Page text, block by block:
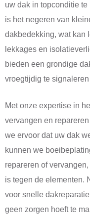
uw dak in topconditie
is het negeren van
dakbedekking, wat kan
lekkages en
bieden een grondige
vroegtijdig te
Met onze expertise in
vervangen en
we ervoor dat uw dak
kunnen we
repareren of
is tegen de elementen.
voor snelle
geen zorgen hoeft te